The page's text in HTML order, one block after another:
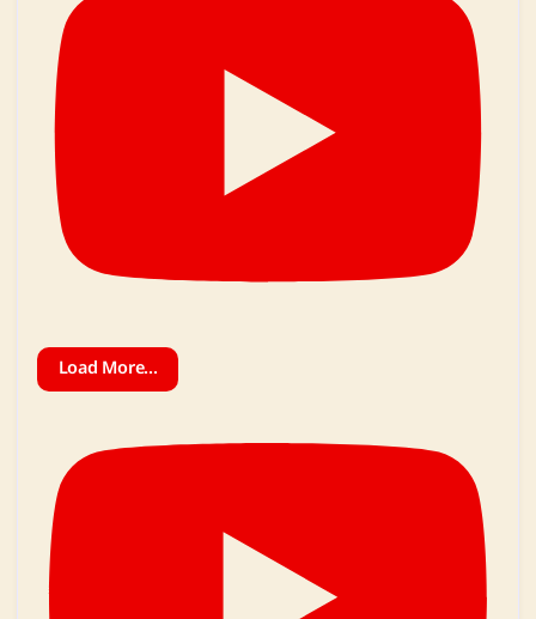
Load More...